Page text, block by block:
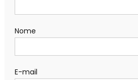
Nome
E-mail